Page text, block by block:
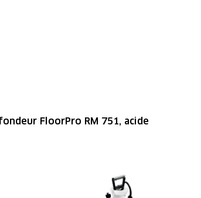
FloorPro RM 751, acide